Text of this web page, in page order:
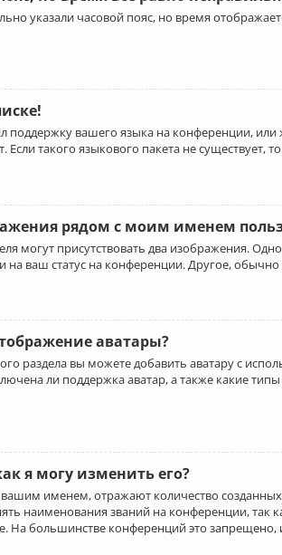
указали часовой пояс, но время
поддержку вашего языка на конференции,
Если такого языкового пакета не
рядом с моим именем
могут присутствовать два изображения.
ваш статус на конференции. Другое,
аватары?
раздела вы можете добавить аватару с
ли поддержка аватар, а также какие
я могу изменить его?
именем, отражают количество
наименования званий на конференции, так
На большинстве конференций это